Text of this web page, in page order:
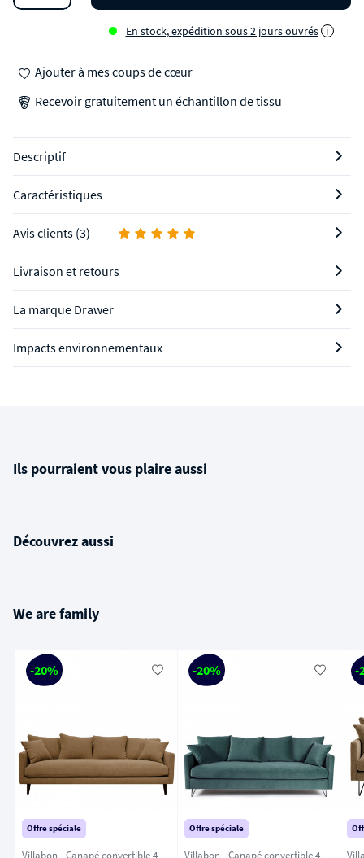
En stock, expédition sous 2 jours ouvrés i
Ajouter à mes coups de cœur
Recevoir gratuitement un échantillon de tissu
Descriptif
Caractéristiques
Avis clients (3)
Livraison et retours
La marque Drawer
Impacts environnementaux
Ils pourraient vous plaire aussi
Découvrez aussi
We are family
-20%
Offre spéciale
-20%
Offre spéciale
-